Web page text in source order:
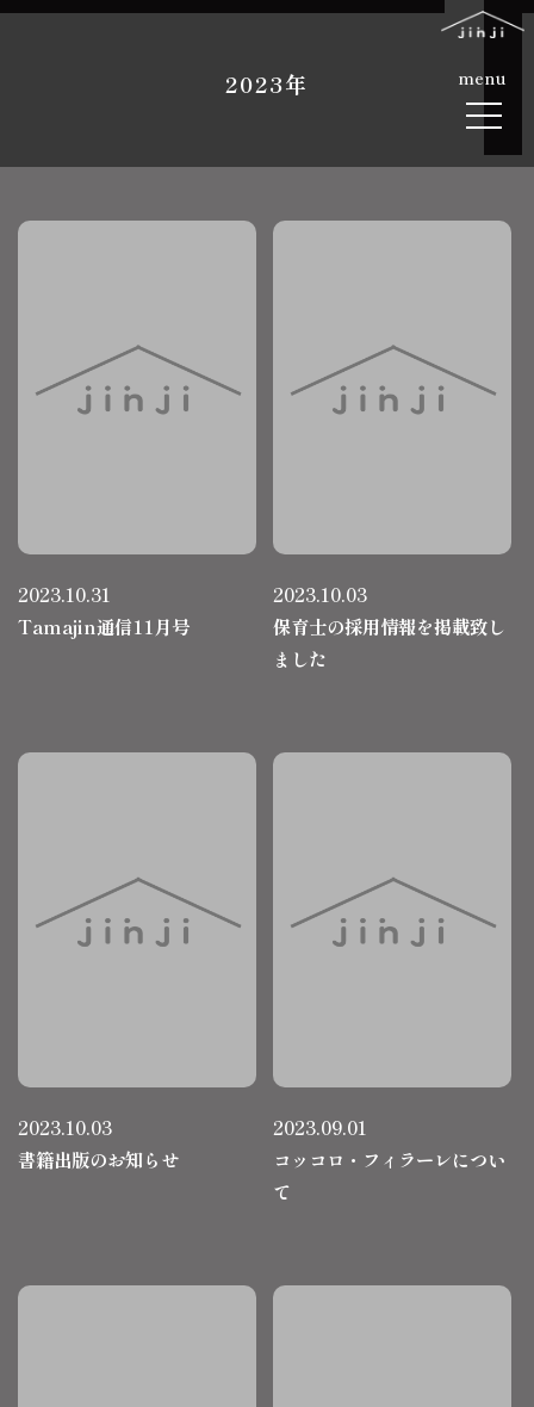
menu
2023年
2023.10.31
Tamajin通信11月号
2023.10.03
保育士の採用情報を掲載致し
ました
2023.10.03
書籍出版のお知らせ
2023.09.01
コッコロ・フィラーレについ
て